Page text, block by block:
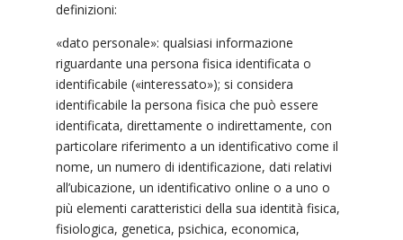
definizioni:
«dato personale»: qualsiasi informazione
riguardante una persona fisica identificata o
identificabile («interessato»); si considera
identificabile la persona fisica che può essere
identificata, direttamente o indirettamente, con
particolare riferimento a un identificativo come il
nome, un numero di identificazione, dati relativi
all’ubicazione, un identificativo online o a uno o
più elementi caratteristici della sua identità fisica,
fisiologica, genetica, psichica, economica,